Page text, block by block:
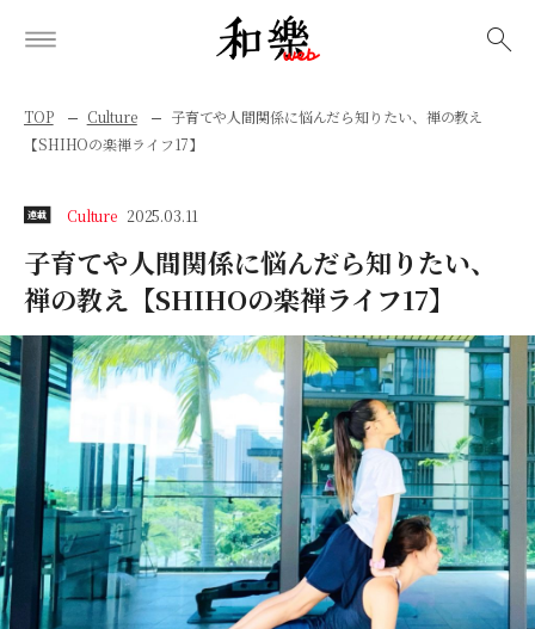
TOP Culture
子育てや人間関係に悩んだら知りたい、禅の教え
【SHIHOの楽禅ライフ17】
連載 Culture 2025.03.11
子育てや人間関係に悩んだら知りたい、
禅の教え【SHIHOの楽禅ライフ17】